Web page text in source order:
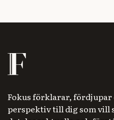
Fokus förklarar, fördjupar
perspektiv till dig som vill